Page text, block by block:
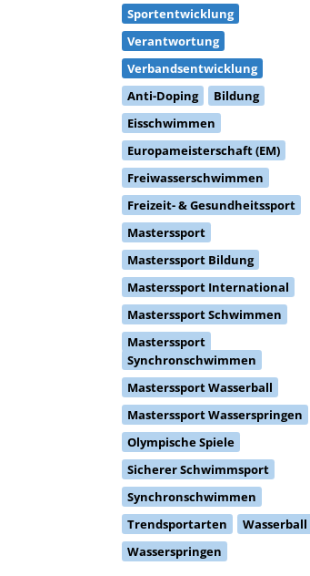
Sportentwicklung
Verantwortung
Verbandsentwicklung
Anti-Doping
Bildung
Eisschwimmen
Europameisterschaft (EM)
Freiwasserschwimmen
Freizeit- & Gesundheitssport
Masterssport
Masterssport Bildung
Masterssport International
Masterssport Schwimmen
Masterssport
Synchronschwimmen
Masterssport Wasserball
Masterssport Wasserspringen
Olympische Spiele
Sicherer Schwimmsport
Synchronschwimmen
Trendsportarten
Wasserball
Wasserspringen